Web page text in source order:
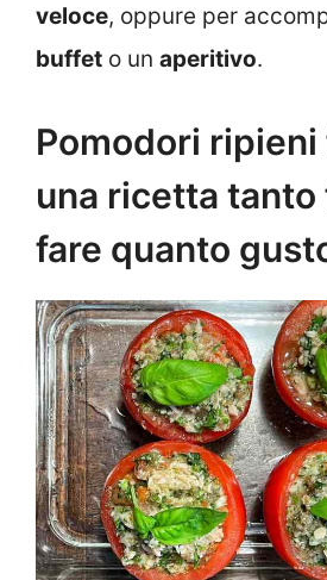
veloce, oppure per
buffet o un aperitivo.
Pomodori
una ricetta tanto
fare quanto